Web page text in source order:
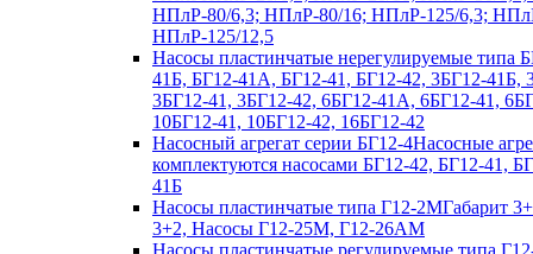
НПлР-80/6,3; НПлР-80/16; НПлР-125/6,3;
НПлР-125/12,5
Насосы пластинчатые нерегулируемые типа
41Б, БГ12-41А, БГ12-41, БГ12-42, 3БГ12-41Б,
3БГ12-41, 3БГ12-42, 6БГ12-41А, 6БГ12-41,
10БГ12-41, 10БГ12-42, 16БГ12-42
Насосный агрегат серии БГ12-4Насосные
комплектуются насосами БГ12-42, БГ12-41,
41Б
Насосы пластинчатые типа Г12-2МГабарит
3+2, Насосы Г12-25М, Г12-26АМ